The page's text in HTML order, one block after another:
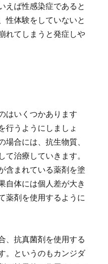
えば性感染症であると
性体験をしていないと
れてしまうと発症しや
はいくつかあります
行うようにしましょ
場合には、抗生物質、
て治療していきます。
含まれている薬剤を塗
自体には個人差が大き
薬剤を使用するように
、抗真菌剤を使用する
。というのもカンジダ